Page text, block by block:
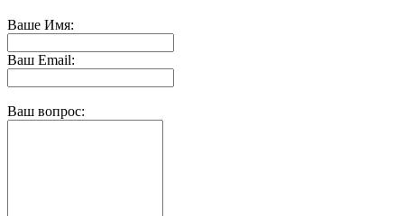
Ваше Имя:
Ваш Email:
Ваш вопрос: